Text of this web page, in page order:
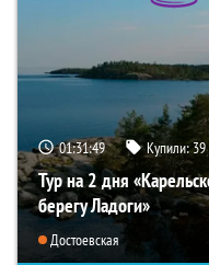
01:31:48 Купили:39
Тур на 2 дня
берегу Ладоги»
Достоевская